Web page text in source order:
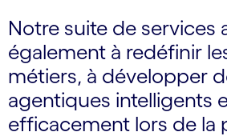
Notre suite de services
également à redéfinir
métiers, à développer
agentiques intelligents
efficacement lors de la